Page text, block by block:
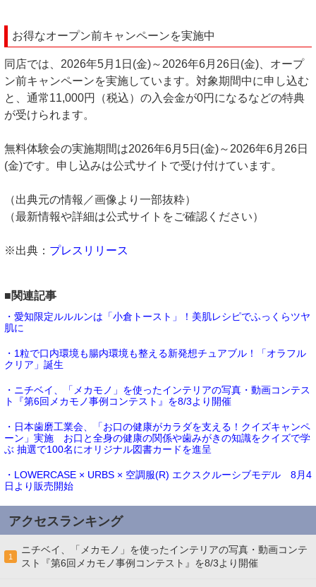
お得なオープン前キャンペーンを実施中
同店では、2026年5月1日(金)～2026年6月26日(金)、オープ
ン前キャンペーンを実施しています。対象期間中に申し込む
と、通常11,000円（税込）の入会金が0円になるなどの特典
が受けられます。
無料体験会の実施期間は2026年6月5日(金)～2026年6月26日
(金)です。申し込みは公式サイトで受け付けています。
（出典元の情報／画像より一部抜粋）
（最新情報や詳細は公式サイトをご確認ください）
※出典： プレスリリース
■関連記事
・愛知限定ルルルンは「小倉トースト」！美肌レシピでふっくらツヤ
肌に
・1粒で口内環境も腸内環境も整える新発想チュアブル！「オラフル
クリア」誕生
・ニチベイ、「メカモノ」を使ったインテリアの写真・動画コンテス
ト『第6回メカモノ事例コンテスト』を8/3より開催
・日本歯磨工業会、「お口の健康がカラダを支える！クイズキャンペ
ーン」実施 お口と全身の健康の関係や歯みがきの知識をクイズで学
ぶ 抽選で100名にオリジナル図書カードを進呈
・LOWERCASE × URBS × 空調服(R) エクスクルーシブモデル 8月4
日より販売開始
アクセスランキング
1
ニチベイ、「メカモノ」を使ったインテリアの写真・動画コンテ
スト『第6回メカモノ事例コンテスト』を8/3より開催